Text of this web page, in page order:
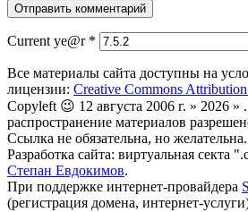
Current ye@r *
Все материалы сайта доступны на
лицензии: Creative Commons
Copyleft 😉 12 августа 2006 г. » 2026
распространение материалов
Ссылка не обязательна, но желательна.
Разработка сайта: виртуальная секта
Степан Евдокимов.
При поддержке интернет-провайдера
(регистрация домена, интернет-